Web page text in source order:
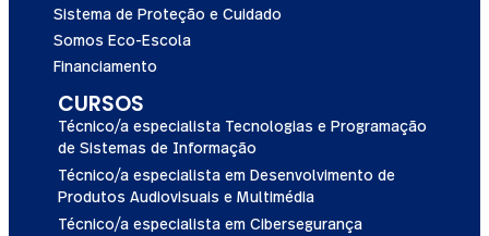
Sistema de Proteção e Cuidado
Somos Eco-Escola
Financiamento
CURSOS
Técnico/a especialista Tecnologias e Programação
de Sistemas de Informação
Técnico/a especialista em Desenvolvimento de
Produtos Audiovisuais e Multimédia
Técnico/a especialista em Cibersegurança